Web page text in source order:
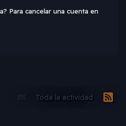
Para cancelar una cuenta en
Toda la actividad